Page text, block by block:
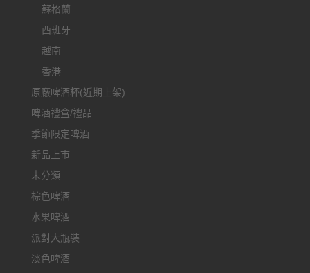
蘇格蘭
西班牙
越南
香港
原廠啤酒杯(近期上架)
啤酒禮盒/禮品
季節限定啤酒
新品上市
未分類
棕色啤酒
水果啤酒
派對大瓶裝
淡色啤酒